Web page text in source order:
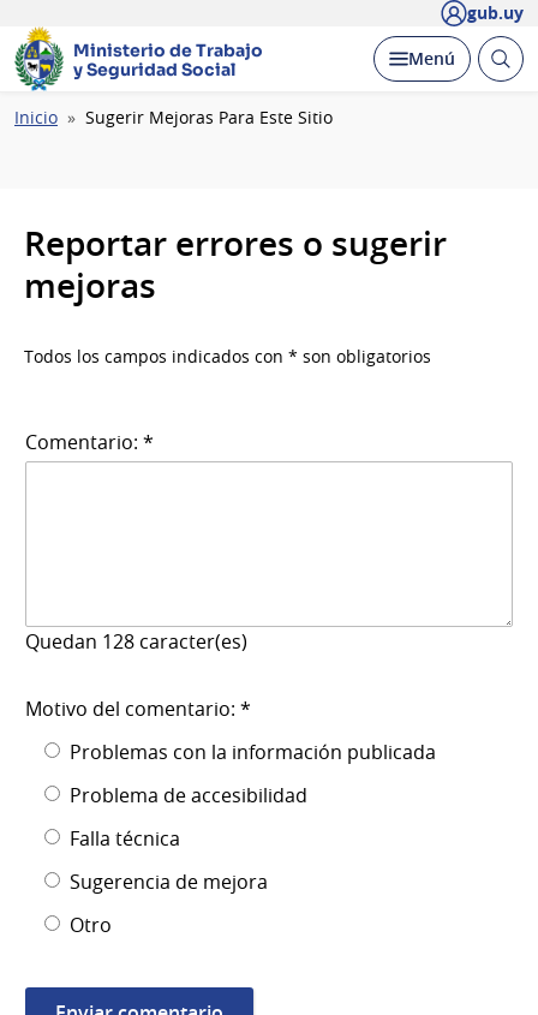
gub.uy
Ministerio de Trabajo
y Seguridad Social
Desplegar
Menú Abrir
Ruta
Inicio Sugerir Mejoras Para Este Sitio
Reportar errores o sugerir
mejoras
Todos los campos indicados con * son obligatorios
Comentario: *
Quedan 128 caracter(es)
Motivo del comentario: *
Problemas con la información publicada
Problema de accesibilidad
Falla técnica
Sugerencia de mejora
Otro